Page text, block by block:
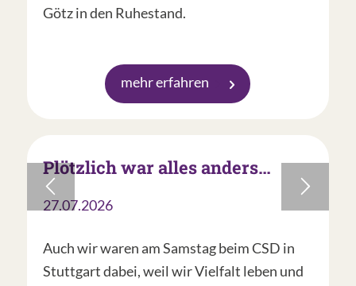
Götz in den Ruhestand.
mehr erfahren
Plötzlich war alles anders…
27.07.2026
Auch wir waren am Samstag beim CSD in
Stuttgart dabei, weil wir Vielfalt leben und